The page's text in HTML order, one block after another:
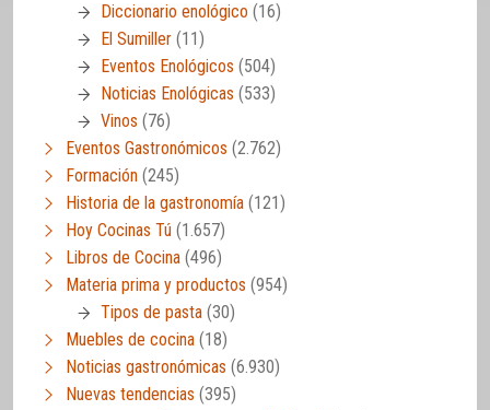
Diccionario enológico (16)
El Sumiller (11)
Eventos Enológicos (504)
Noticias Enológicas (533)
Vinos (76)
Eventos Gastronómicos (2.762)
Formación (245)
Historia de la gastronomía (121)
Hoy Cocinas Tú (1.657)
Libros de Cocina (496)
Materia prima y productos (954)
Tipos de pasta (30)
Muebles de cocina (18)
Noticias gastronómicas (6.930)
Nuevas tendencias (395)